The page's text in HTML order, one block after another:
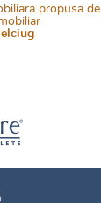
propusa de